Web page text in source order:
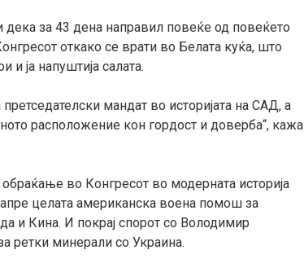
за 43 дена направил повеќе од повеќето
откако се врати во Белата куќа, што
ја напуштија салата.
мандат во историјата на САД, а
расположение кон гордост и доверба“, кажа
во Конгресот во модерната историја
целата американска воена помош за
и Кина. И покрај спорот со Володимир
ретки минерали со Украина.